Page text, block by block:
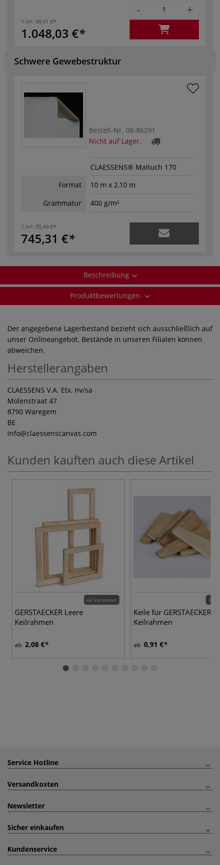
1 m²: 49,91 €
1.048,03 €
- +
Schwere Gewebestruktur
Bestell-Nr. 08-86291
Nicht auf Lager.
CLAESSENS® Maltuch 170
Format
10 m x 2,10 m
Grammatur
400 g/m²
1 m²: 35,49 €
745,31 €
Beschreibung
Produktbewertungen
Der angegebene Lagerbestand bezieht sich ausschließlich auf
unser Onlineangebot. Bestände in unseren Filialen können
abweichen.
Herstellerangaben
CLAESSENS V.A. Etx. nv/sa
Molenstraat 47
8790 Waregem
BE
info@claessenscanvas.com
Kunden kauften auch diese Artikel
44 Varianten
GERSTAECKER Leere
Keilrahmen
ab 2,08 €
3
Keile für GERSTAECKER
Keilrahmen
ab 0,91 €
Service Hotline
Versandkosten
Newsletter
Sicher einkaufen
Kundenservice